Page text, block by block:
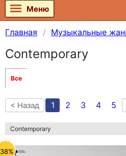
Меню
Главная Музыкальные
Contemporary
Все
< Назад 1 2 3 4 5
Contemporary